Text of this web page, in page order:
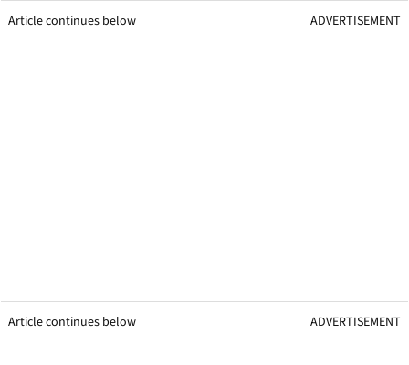
Article continues below ADVERTISEMENT
Article continues below ADVERTISEMENT